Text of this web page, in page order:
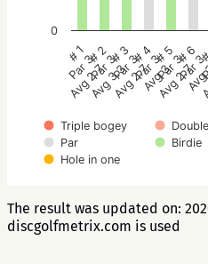
Triple bogey
Par
Birdie
Hole in one
# 1
Par 3
Avg 2.7
# 2
Par 3
Avg 3.3
# 3
Par 3
Avg 2.7
# 4
Par 3
Avg 3
# 5
Par 3
Avg 2.7
# 6
Par 3
0
The result was updated on:
discgolfmetrix.com is used